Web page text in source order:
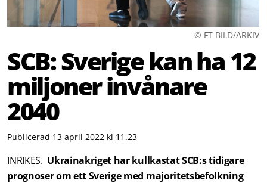
© FT BILD/ARKIV
SCB: Sverige kan ha 12
miljoner invånare
2040
Publicerad 13 april 2022 kl 11.23
INRIKES. Ukrainakriget har kullkastat SCB:s tidigare
prognoser om ett Sverige med majoritetsbefolkning